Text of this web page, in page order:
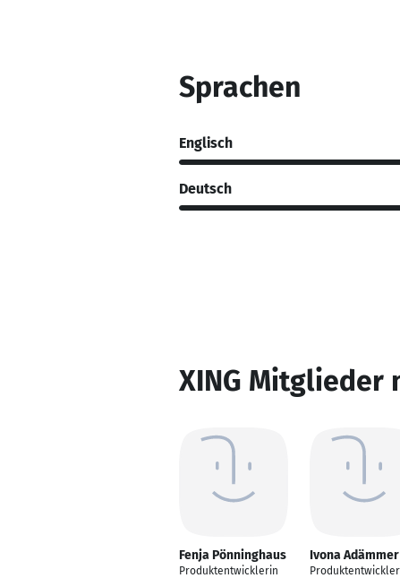
Sprachen
Englisch
Deutsch
XING Mitglieder
Fenja Pönninghaus
Produktentwicklerin
Ivona Adämmer